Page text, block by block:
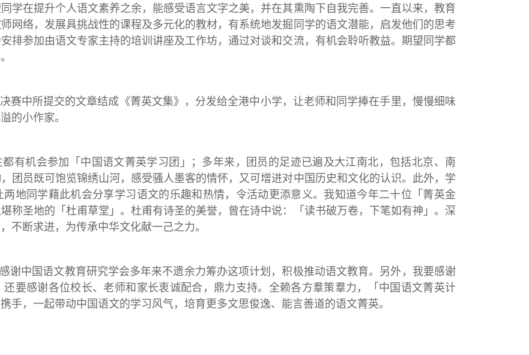
学在提升个人语文素养之余，能感受语言文字之美，并在其熏陶下自我完善。一直以来，教育
网络，发展具挑战性的课程及多元化的教材，有系统地发掘同学的语文潜能，启发他们的思考
排参加由语文专家主持的培训讲座及工作坊，通过对谈和交流，有机会聆听教益。期望同学都
中所提交的文章结成《菁英文集》，分发给全港中小学，让老师和同学捧在手里，慢慢细味
的小作家。
机会参加「中国语文菁英学习团」；多年来，团员的足迹已遍及大江南北，包括北京、南
团员既可饱览锦绣山河，感受骚人墨客的情怀，又可增进对中国历史和文化的认识。此外，学
地同学藉此机会分享学习语文的乐趣和热情，令活动更添意义。我知道今年二十位「菁英金
称圣地的「杜甫草堂」。杜甫有诗圣的美誉，曾在诗中说：「读书破万卷，下笔如有神」。深
不断求进，为传承中华文化献一己之力。
中国语文教育研究学会多年来不遗余力筹办这项计划，积极推动语文教育。另外，我要感谢
要感谢各位校长、老师和家长衷诚配合，鼎力支持。全赖各方羣策羣力，「中国语文菁英计
手，一起带动中国语文的学习风气，培育更多文思俊逸、能言善道的语文菁英。